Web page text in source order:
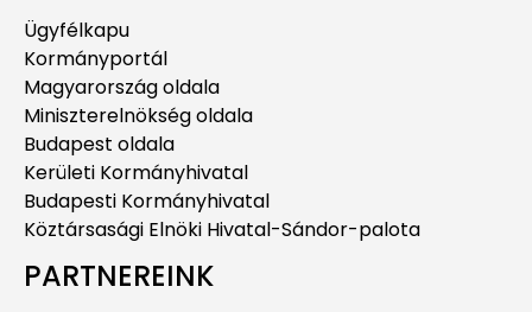
Ügyfélkapu
Kormányportál
Magyarország oldala
Miniszterelnökség oldala
Budapest oldala
Kerületi Kormányhivatal
Budapesti Kormányhivatal
Köztársasági Elnöki Hivatal-Sándor-palota
PARTNEREINK